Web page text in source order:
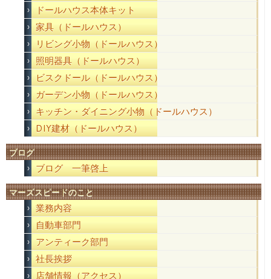
ドールハウス本体キット
家具（ドールハウス）
リビング小物（ドールハウス）
照明器具（ドールハウス）
ビスクドール（ドールハウス）
ガーデン小物（ドールハウス）
キッチン・ダイニング小物（ドールハウス）
DIY建材（ドールハウス）
ブログ
ブログ 一筆啓上
マーズスピードのこと
業務内容
自動車部門
アンティーク部門
社長挨拶
店舗情報（アクセス）